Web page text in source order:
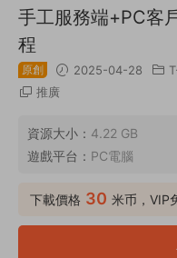
手工服務端+PC客
程
原創 2025-04-28
推廣
資源大小： 4.22 GB
遊戲平台： PC電腦
下載價格 30 米币，VIP